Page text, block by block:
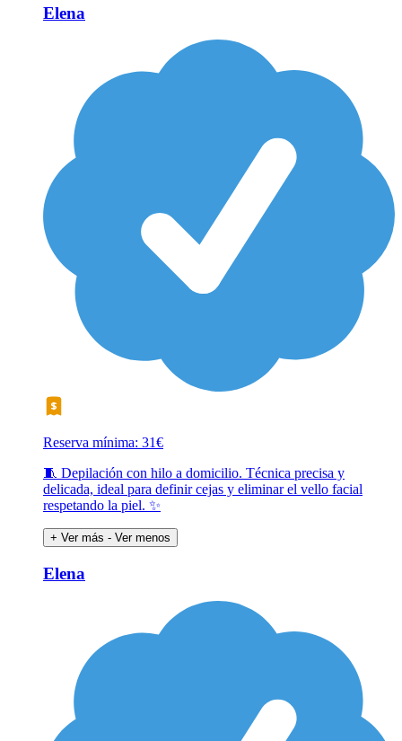
Elena
Reserva mínima: 31€
🧵 Depilación con hilo a domicilio. Técnica precisa y
delicada, ideal para definir cejas y eliminar el vello facial
respetando la piel. ✨
+ Ver más - Ver menos
Elena